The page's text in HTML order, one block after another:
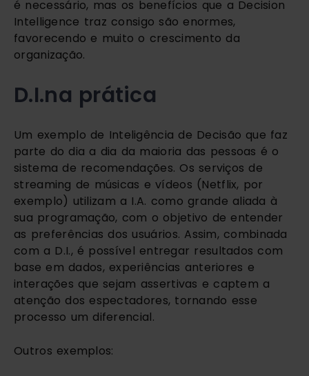
é necessário, mas os benefícios que a Decision
Intelligence traz consigo são enormes,
favorecendo e muito o crescimento da
organização.
D.I.na prática
Um exemplo de Inteligência de Decisão que faz
parte do dia a dia da maioria das pessoas é o
sistema de recomendações. Os serviços de
streaming de músicas e vídeos (Netflix, por
exemplo) utilizam a I.A. como grande aliada à
sua programação, com o objetivo de entender
as preferências dos usuários. Assim, combinada
com a D.I., é possível entregar resultados com
base em dados, experiências anteriores e
interações que sejam assertivas e captem a
atenção dos espectadores, tornando esse
processo um diferencial.
Outros exemplos: